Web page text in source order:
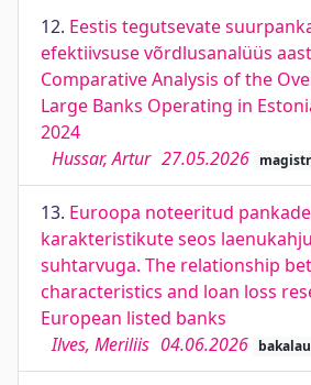
12. Eestis tegutsevate
efektiivsuse võrdlusanalüüs
Comparative Analysis of the
Large Banks Operating in
2024
Hussar, Artur 27.05.2026
13. Euroopa noteeritud
karakteristikute seos
suhtarvuga. The relationship
characteristics and loan loss
European listed banks
Ilves, Meriliis 04.06.2026